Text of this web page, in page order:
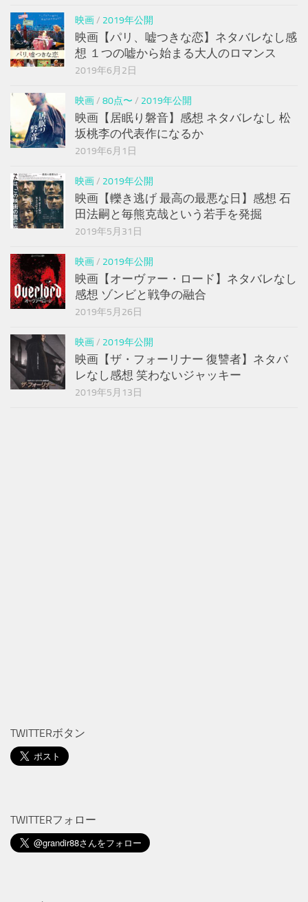
映画/ 2019年公開
映画【パリ、嘘つきな恋】ネタバレなし感
想 １つの嘘から始まる大人のロマンス
2019年6月2日
映画/ 80点〜 / 2019年公開
映画【居眠り磐音】感想 ネタバレなし 松
坂桃李の代表作になるか
2019年6月1日
映画/ 2019年公開
映画【轢き逃げ 最高の最悪な日】感想 石
田法嗣と毎熊克哉という若手を発掘
2019年5月31日
映画/ 2019年公開
映画【オーヴァー・ロード】ネタバレなし
感想 ゾンビと戦争の融合
2019年5月26日
映画/ 2019年公開
映画【ザ・フォーリナー 復讐者】ネタバ
レなし感想 笑わないジャッキー
2019年5月13日
TWITTERボタン
TWITTERフォロー